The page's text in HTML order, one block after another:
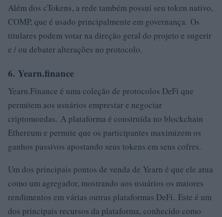
Além dos cTokens, a rede também possui seu token nativo,
COMP, que é usado principalmente em governança. Os
titulares podem votar na direção geral do projeto e sugerir
e / ou debater alterações no protocolo.
6. Yearn.finance
Yearn.Finance é uma coleção de protocolos DeFi que
permitem aos usuários emprestar e negociar
criptomoedas. A plataforma é construída no blockchain
Ethereum e permite que os participantes maximizem os
ganhos passivos apostando seus tokens em seus cofres.
Um dos principais pontos de venda de Yearn é que ele atua
como um agregador, mostrando aos usuários os maiores
rendimentos em várias outras plataformas DeFi. Este é um
dos principais recursos da plataforma, conhecido como